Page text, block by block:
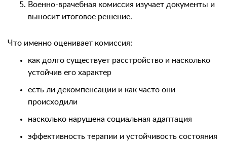
Военно-врачебная комиссия изучает документы и
выносит итоговое решение.
Что именно оценивает комиссия:
как долго существует расстройство и насколько
устойчив его характер
есть ли декомпенсации и как часто они
происходили
насколько нарушена социальная адаптация
эффективность терапии и устойчивость состояния